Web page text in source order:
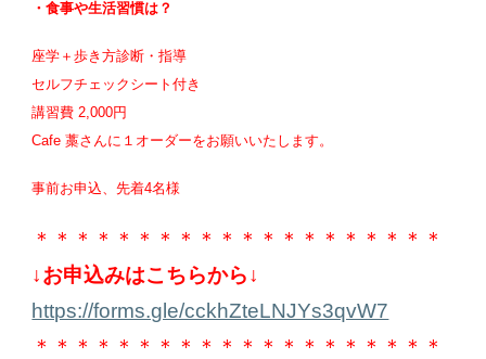
・食事や生活習慣は？
座学＋歩き方診断・指導
セルフチェックシート付き
講習費 2,000円
Cafe 藁さんに１オーダーをお願いいたします。
事前お申込、先着4名様
＊＊＊＊＊＊＊＊＊＊＊＊＊＊＊＊＊＊＊＊
↓お申込みはこちらから↓
https://forms.gle/cckhZteLNJYs3qvW7
＊＊＊＊＊＊＊＊＊＊＊＊＊＊＊＊＊＊＊＊